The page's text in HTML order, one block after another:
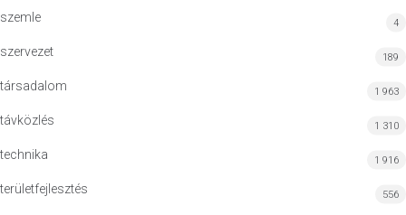
szemle 4
szervezet 189
társadalom 1 963
távközlés 1 310
technika 1 916
területfejlesztés 556